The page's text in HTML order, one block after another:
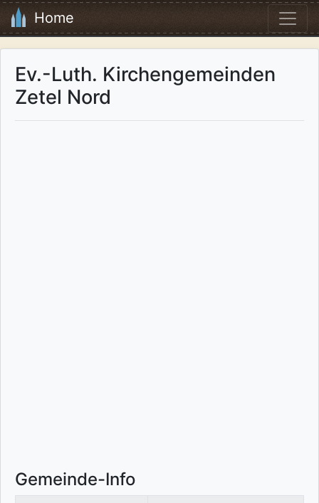
Home
Ev.-Luth. Kirchengemeinden
Zetel Nord
Gemeinde-Info